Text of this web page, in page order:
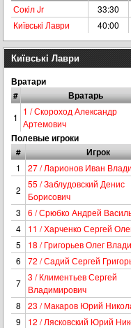
Сокiл Jr 33:30
Київськi Лаври
40:00
Київськi Лаври
Вратари
#
Вратарь
1
1 / Скороход Александр
Артемович
Полевые игроки
#
Игрок
1 27 / Ларионов Иван
2
55 / Заблудовский Денис
Борисович
3
6 / Срюбко Андрей
4
11 / Харченко Сергей
5
18 / Григорьев Олег
6
72 / Садий Сергей
7
3 / Климентьев Сергей
Владимирович
8
23 / Макаров Юрий
9
12 / Лясковский Юрий